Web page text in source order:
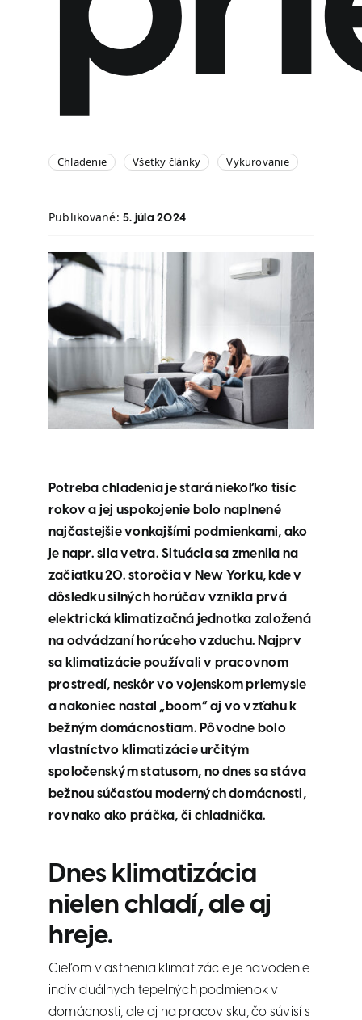
Chladenie Všetky články Vykurovanie
Publikované:5. júla 2024
Potreba chladenia je stará niekoľko tisíc
rokov a jej uspokojenie bolo naplnené
najčastejšie vonkajšími podmienkami, ako
je napr. sila vetra. Situácia sa zmenila na
začiatku 20. storočia v New Yorku, kde v
dôsledku silných horúčav vznikla prvá
elektrická klimatizačná jednotka založená
na odvádzaní horúceho vzduchu. Najprv
sa klimatizácie používali v pracovnom
prostredí, neskôr vo vojenskom priemysle
a nakoniec nastal „boom“ aj vo vzťahu k
bežným domácnostiam. Pôvodne bolo
vlastníctvo klimatizácie určitým
spoločenským statusom, no dnes sa stáva
bežnou súčasťou moderných domácnosti,
rovnako ako práčka, či chladnička.
Dnes klimatizácia
nielen chladí, ale aj
hreje.
Cieľom vlastnenia klimatizácie je navodenie
individuálnych tepelných podmienok v
domácnosti, ale aj na pracovisku, čo súvisí s